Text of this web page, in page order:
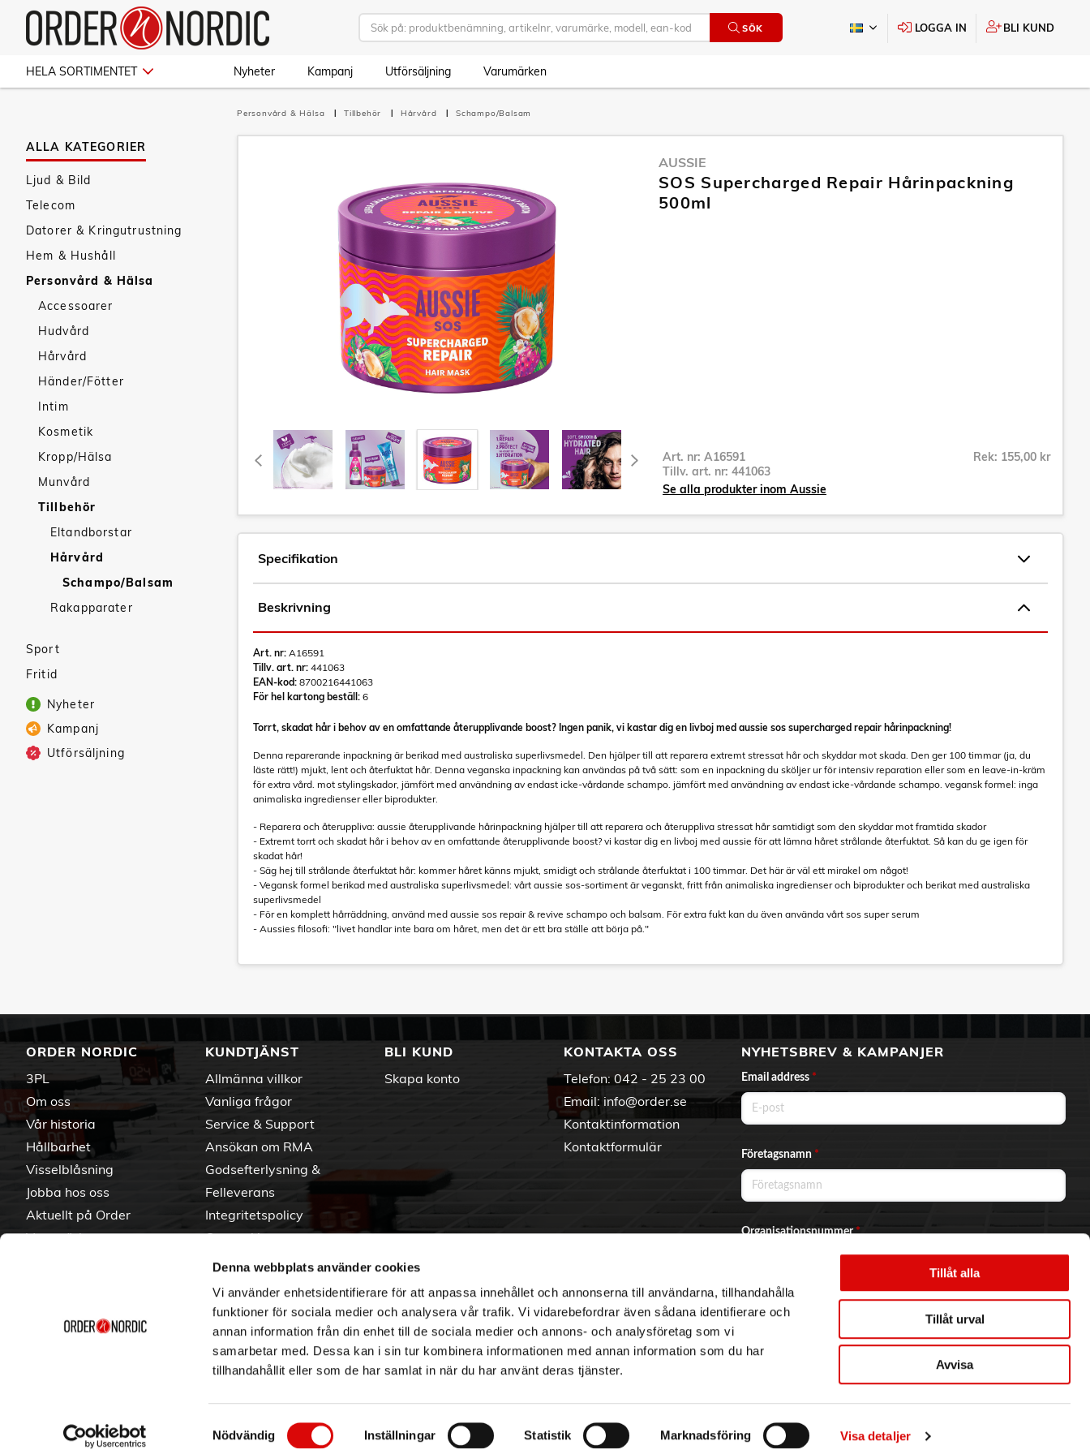
Denna webbplats använder cookies
Vi använder enhetsidentifierare för att anpassa innehållet och annonserna till användarna, tillhandahålla
funktioner för sociala medier och analysera vår trafik. Vi vidarebefordrar även sådana identifierare och
annan information från din enhet till de sociala medier och annons- och analysföretag som vi
samarbetar med. Dessa kan i sin tur kombinera informationen med annan information som du har
tillhandahållit eller som de har samlat in när du har använt deras tjänster.
Samtyckesval
Nödvändig Inställningar Statistik Marknadsföring Visa detaljer
Tillåt alla
Tillåt urval
Avvisa
SÖK LOGGA IN BLI KUND
HELA SORTIMENTET Nyheter Kampanj Utförsäljning Varumärken
ALLA KATEGORIER
Ljud & Bild
Telecom
Datorer & Kringutrustning
Hem & Hushåll
Personvård & Hälsa
Accessoarer
Hudvård
Hårvård
Händer/Fötter
Intim
Kosmetik
Kropp/Hälsa
Munvård
Tillbehör
Eltandborstar
Hårvård
Schampo/Balsam
Rakapparater
Sport
Fritid
Nyheter
Kampanj
Utförsäljning
Personvård & Hälsa Tillbehör Hårvård Schampo/Balsam
AUSSIE
SOS Supercharged Repair Hårinpackning
500ml
Art. nr: A16591
Tillv. art. nr: 441063
Rek: 155,00 kr
Se alla produkter inom Aussie
Specifikation
Beskrivning
Art. nr: A16591
Tillv. art. nr: 441063
EAN-kod: 8700216441063
För hel kartong beställ: 6
Torrt, skadat hår i behov av en omfattande återupplivande boost? Ingen panik, vi kastar dig en livboj med aussie sos supercharged repair hårinpackning!
Denna reparerande inpackning är berikad med australiska superlivsmedel. Den hjälper till att reparera extremt stressat hår och skyddar mot skada. Den ger 100 timmar (ja, du
läste rätt!) mjukt, lent och återfuktat hår. Denna veganska inpackning kan användas på två sätt: som en inpackning du sköljer ur för intensiv reparation eller som en leave-in-kräm
för extra vård. mot stylingskador, jämfört med användning av endast icke-vårdande schampo. jämfört med användning av endast icke-vårdande schampo. vegansk formel: inga
animaliska ingredienser eller biprodukter.
- Reparera och återuppliva: aussie återupplivande hårinpackning hjälper till att reparera och återuppliva stressat hår samtidigt som den skyddar mot framtida skador
- Extremt torrt och skadat hår i behov av en omfattande återupplivande boost? vi kastar dig en livboj med aussie för att lämna håret strålande återfuktat. Så kan du ge igen för
skadat hår!
- Säg hej till strålande återfuktat hår: kommer håret känns mjukt, smidigt och strålande återfuktat i 100 timmar. Det här är väl ett mirakel om något!
- Vegansk formel berikad med australiska superlivsmedel: vårt aussie sos-sortiment är veganskt, fritt från animaliska ingredienser och biprodukter och berikat med australiska
superlivsmedel
- För en komplett hårräddning, använd med aussie sos repair & revive schampo och balsam. För extra fukt kan du även använda vårt sos super serum
- Aussies filosofi: "livet handlar inte bara om håret, men det är ett bra ställe att börja på."
ORDER NORDIC
3PL
Om oss
Vår historia
Hållbarhet
Visselblåsning
Jobba hos oss
Aktuellt på Order
Varumärken
KUNDTJÄNST
Allmänna villkor
Vanliga frågor
Service & Support
Ansökan om RMA
Godsefterlysning &
Felleverans
Integritetspolicy
Om cookies
BLI KUND
Skapa konto
KONTAKTA OSS
Telefon: 042 - 25 23 00
Email: info@order.se
Kontaktinformation
Kontaktformulär
NYHETSBREV & KAMPANJER
Email address *
Företagsnamn *
Organisationsnummer*
Ja, jag vill prenumerera på nyhetsbrevet.
Copyright © 2026 Order Nordic